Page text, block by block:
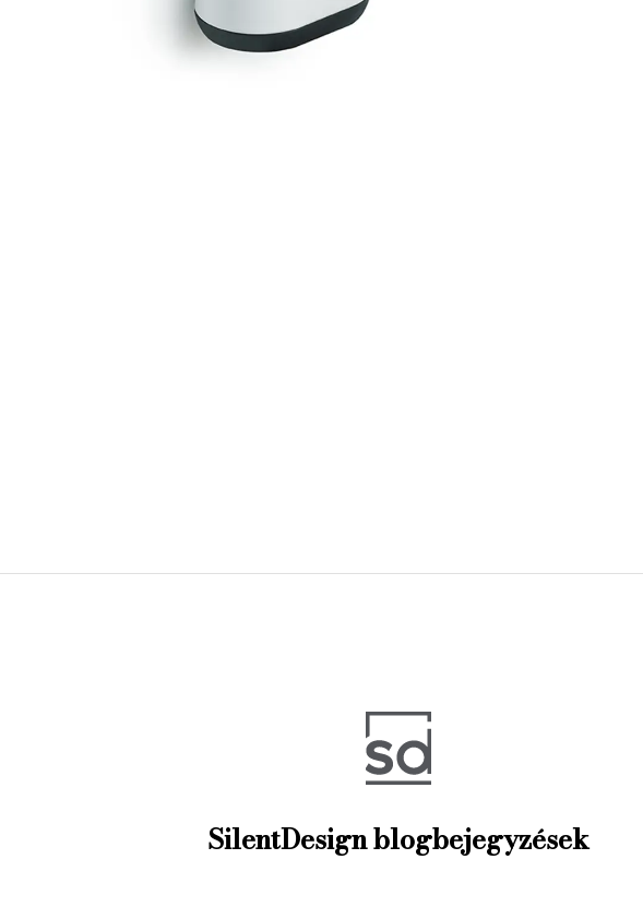
SilentDesign blogbejegyzések